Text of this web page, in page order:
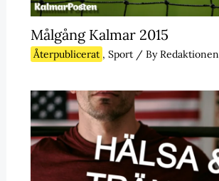
Målgång Kalmar 2015
Återpublicerat , Sport/ ByRedaktionen